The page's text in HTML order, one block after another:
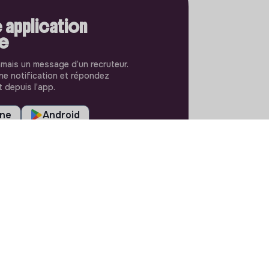
un message d’un recruteur.
notification et répondez
depuis l’app.
Android